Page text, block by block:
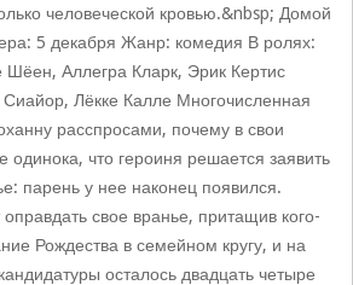
человеческой кровью.&nbsp; Домой
5 декабря Жанр: комедия В ролях:
Аллегра Кларк, Эрик Кертис
Лёкке Калле Многочисленная
расспросами, почему в свои
одинока, что героиня решается заявить
парень у нее наконец появился.
свое вранье, притащив кого-
Рождества в семейном кругу, и на
осталось двадцать четыре